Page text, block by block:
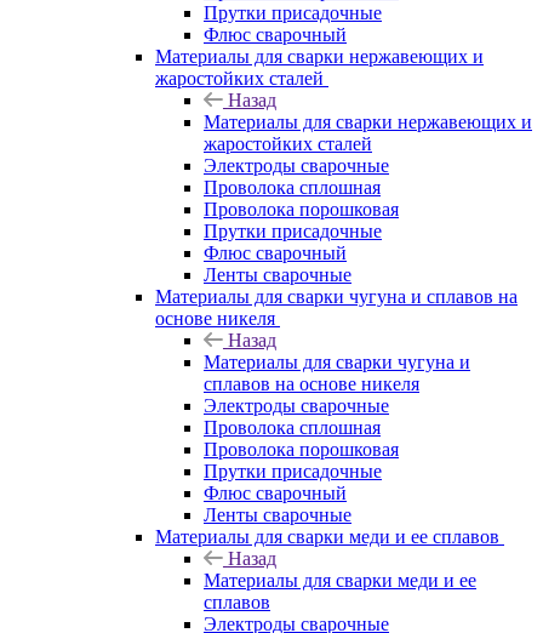
Прутки присадочные
Флюс сварочный
Материалы для сварки нержавеющих и
жаростойких сталей
Назад
Материалы для сварки нержавеющих и
жаростойких сталей
Электроды сварочные
Проволока сплошная
Проволока порошковая
Прутки присадочные
Флюс сварочный
Ленты сварочные
Материалы для сварки чугуна и сплавов на
основе никеля
Назад
Материалы для сварки чугуна и
сплавов на основе никеля
Электроды сварочные
Проволока сплошная
Проволока порошковая
Прутки присадочные
Флюс сварочный
Ленты сварочные
Материалы для сварки меди и ее сплавов
Назад
Материалы для сварки меди и ее
сплавов
Электроды сварочные